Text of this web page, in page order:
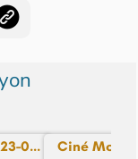
0... Ciné